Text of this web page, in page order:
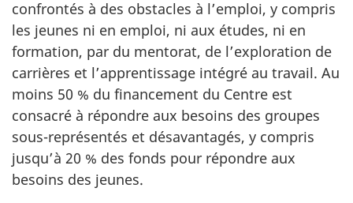
confrontés à des obstacles à l’emploi, y compris
les jeunes ni en emploi, ni aux études, ni en
formation, par du mentorat, de l’exploration de
carrières et l’apprentissage intégré au travail. Au
moins 50 % du financement du Centre est
consacré à répondre aux besoins des groupes
sous-représentés et désavantagés, y compris
jusqu’à 20 % des fonds pour répondre aux
besoins des jeunes.